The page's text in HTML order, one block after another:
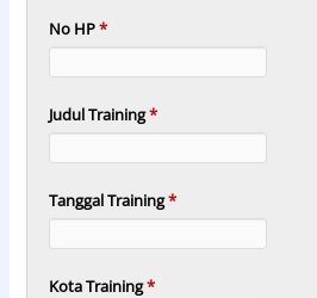
No HP*
Judul Training*
Tanggal Training*
Kota Training*